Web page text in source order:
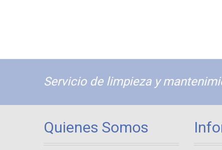
Servicio de limpieza y
Quienes Somos